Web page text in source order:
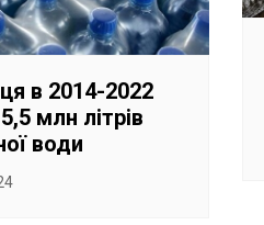
в 2014-2022
млн літрів
води